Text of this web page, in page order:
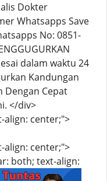
Dokter
Whatsapps Save
No: 0851-
dalam waktu 24
Kandungan
Dengan Cepat
</div>
align: center;">
align: center;">
both; text-align: